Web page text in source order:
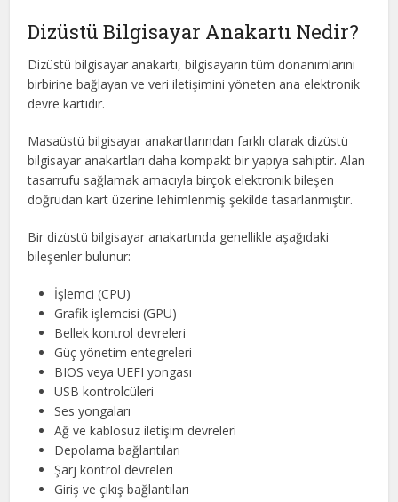
Dizüstü Bilgisayar Anakartı Nedir?
Dizüstü bilgisayar anakartı, bilgisayarın tüm donanımlarını
birbirine bağlayan ve veri iletişimini yöneten ana elektronik
devre kartıdır.
Masaüstü bilgisayar anakartlarından farklı olarak dizüstü
bilgisayar anakartları daha kompakt bir yapıya sahiptir. Alan
tasarrufu sağlamak amacıyla birçok elektronik bileşen
doğrudan kart üzerine lehimlenmiş şekilde tasarlanmıştır.
Bir dizüstü bilgisayar anakartında genellikle aşağıdaki
bileşenler bulunur:
İşlemci (CPU)
Grafik işlemcisi (GPU)
Bellek kontrol devreleri
Güç yönetim entegreleri
BIOS veya UEFI yongası
USB kontrolcüleri
Ses yongaları
Ağ ve kablosuz iletişim devreleri
Depolama bağlantıları
Şarj kontrol devreleri
Giriş ve çıkış bağlantıları